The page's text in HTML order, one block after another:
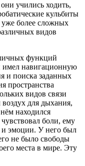
учились ходить,
кульбиты
уже более сложных
видов
функций
имел навигационную
и поиска заданных
пространства
видов связи
для дыхания,
находился
боли, ему
и эмоции. У него был
не было свободы
места в мире. Эту